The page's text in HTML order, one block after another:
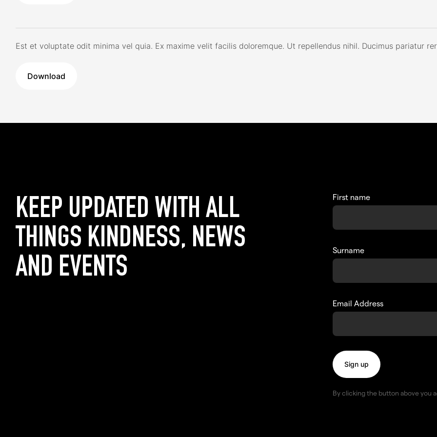
Est et voluptate odit minima vel quia. Ex maxime velit facilis doloremque. Ut repellendus nihil. Ducimus pariatur
Download
KEEP UPDATED WITH ALL
THINGS KINDNESS, NEWS
AND EVENTS
First name
Surname
Email Address
By clicking the button above you